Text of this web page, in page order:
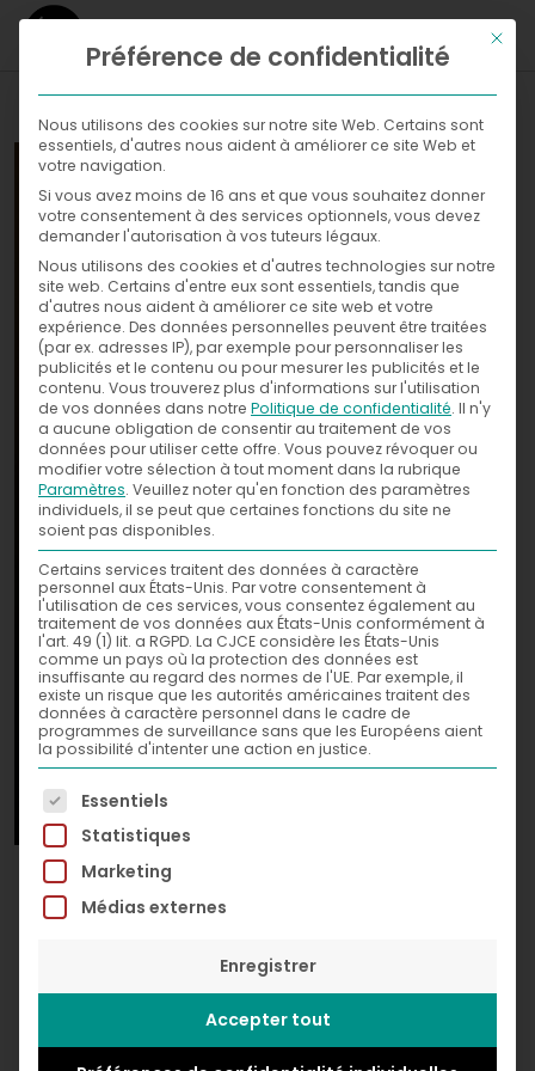
WHAT
WHERE
Galleries
Exhibitions
NOW
News
Press
WITH
WHO
CONTACT
Jean Carlu Spirit The
Incredible Hulk,
Digital
Ce
Préférence de confidentialité
Nous utilisons des cookies sur notre site Web. Certains sont
essentiels, d'autres nous aident à améliorer ce site Web et
votre navigation.
Si vous avez moins de 16 ans et que vous souhaitez donner
votre consentement à des services optionnels, vous devez
demander l'autorisation à vos tuteurs légaux.
Nous utilisons des cookies et d'autres technologies sur notre
site web. Certains d'entre eux sont essentiels, tandis que
d'autres nous aident à améliorer ce site web et votre
expérience. Des données personnelles peuvent être traitées
(par ex. adresses IP), par exemple pour personnaliser les
publicités et le contenu ou pour mesurer les publicités et le
contenu. Vous trouverez plus d'informations sur l'utilisation
de vos données dans notre Politique de confidentialité. Il n'y
a aucune obligation de consentir au traitement de vos
données pour utiliser cette offre. Vous pouvez révoquer ou
modifier votre sélection à tout moment dans la rubrique
Paramètres. Veuillez noter qu'en fonction des paramètres
individuels, il se peut que certaines fonctions du site ne
soient pas disponibles.
Certains services traitent des données à caractère
personnel aux États-Unis. Par votre consentement à
l'utilisation de ces services, vous consentez également au
traitement de vos données aux États-Unis conformément à
l'art. 49 (1) lit. a RGPD. La CJCE considère les États-Unis
comme un pays où la protection des données est
insuffisante au regard des normes de l'UE. Par exemple, il
existe un risque que les autorités américaines traitent des
données à caractère personnel dans le cadre de
programmes de surveillance sans que les Européens aient
la possibilité d'intenter une action en justice.
La liste suivante énumère les groupes de services
Essentiels
Statistiques
Marketing
Médias externes
Enregistrer
Accepter tout